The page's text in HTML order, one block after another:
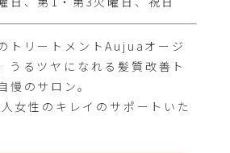
トリートメントAujuaオージ
うるツヤになれる髪質改善ト
慢のサロン。
女性のキレイのサポートいた